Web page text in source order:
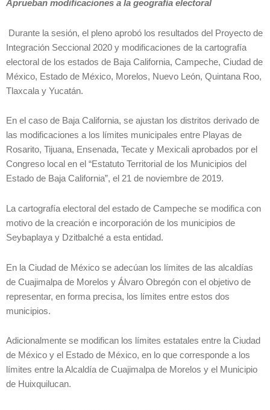
Aprueban modificaciones a la geografía electoral
Durante la sesión, el pleno aprobó los resultados del Proyecto de
Integración Seccional 2020 y modificaciones de la cartografía
electoral de los estados de Baja California, Campeche, Ciudad de
México, Estado de México, Morelos, Nuevo León, Quintana Roo,
Tlaxcala y Yucatán.
En el caso de Baja California, se ajustan los distritos derivado de
las modificaciones a los límites municipales entre Playas de
Rosarito, Tijuana, Ensenada, Tecate y Mexicali aprobados por el
Congreso local en el “Estatuto Territorial de los Municipios del
Estado de Baja California”, el 21 de noviembre de 2019.
La cartografía electoral del estado de Campeche se modifica con
motivo de la creación e incorporación de los municipios de
Seybaplaya y Dzitbalché a esta entidad.
En la Ciudad de México se adecúan los límites de las alcaldías
de Cuajimalpa de Morelos y Álvaro Obregón con el objetivo de
representar, en forma precisa, los límites entre estos dos
municipios.
Adicionalmente se modifican los límites estatales entre la Ciudad
de México y el Estado de México, en lo que corresponde a los
límites entre la Alcaldía de Cuajimalpa de Morelos y el Municipio
de Huixquilucan.